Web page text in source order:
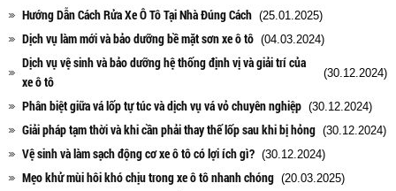
Hướng Dẫn Cách Rửa Xe Ô Tô Tại Nhà Đúng Cách (25.01.2025)
Dịch vụ làm mới và bảo dưỡng bề mặt sơn xe ô tô (04.03.2024)
Dịch vụ vệ sinh và bảo dưỡng hệ thống định vị và giải trí của
xe ô tô
(30.12.2024)
Phân biệt giữa vá lốp tự túc và dịch vụ vá vỏ chuyên nghiệp (30.12.2024)
Giải pháp tạm thời và khi cần phải thay thế lốp sau khi bị hỏng (30.12.2024)
Vệ sinh và làm sạch động cơ xe ô tô có lợi ích gì? (30.12.2024)
Mẹo khử mùi hôi khó chịu trong xe ô tô nhanh chóng (20.03.2025)